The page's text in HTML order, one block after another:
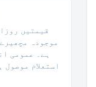
قیمتیں
موجودہ
ہے۔ عمومی